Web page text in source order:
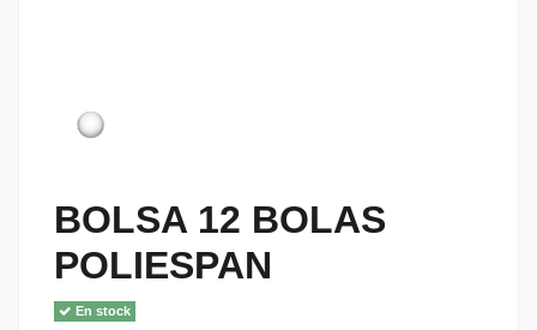
BOLSA 12 BOLAS
POLIESPAN
En stock